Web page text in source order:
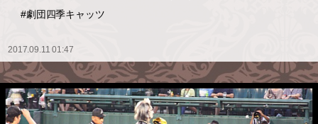
#劇団四季キャッツ
2017.09.11 01:47